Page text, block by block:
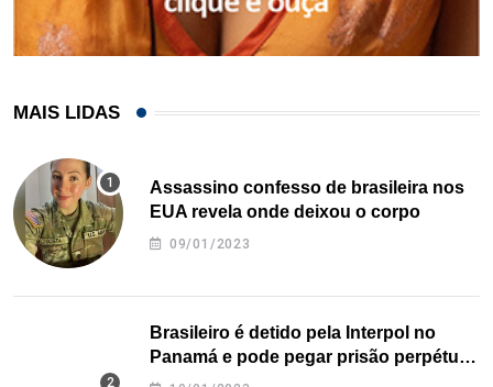
MAIS LIDAS
Assassino confesso de brasileira nos
EUA revela onde deixou o corpo
09/01/2023
Brasileiro é detido pela Interpol no
Panamá e pode pegar prisão perpétua
nos EUA